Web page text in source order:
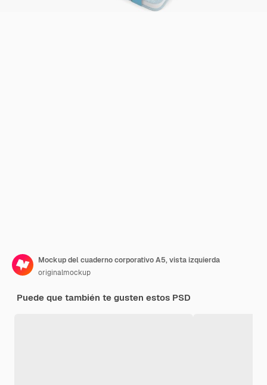
Mockup del cuaderno corporativo A5, vista izquierda
originalmockup
Puede que también te gusten estos PSD